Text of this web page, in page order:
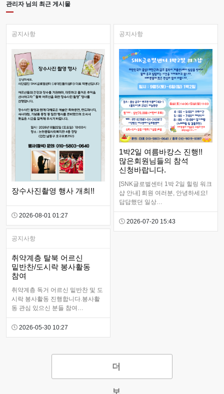
관리자 님의 최근 게시물
공지사항
장수사진촬영 행사 개최!!
2026-08-01 01:27
공지사항
1박2일 여름바캉스 진행!!
많은회원님들의 참석
신청바랍니다.
[SNK글로벌센터 1박 2일 힐링 워크
샵 안내] ​ 회원 여러분, 안녕하세요!
답답했던 일상…
2026-07-20 15:43
공지사항
취약계층 탈북 어르신
밑반찬/도시락 봉사활동
참여
취약계층 독거 어르신 밑반찬 및 도
시락 봉사활동 진행합니다.봉사활
동 관심 있으신 분들 참여…
2026-05-30 10:27
더
보